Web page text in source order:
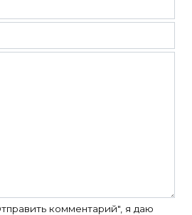
комментарий", я даю